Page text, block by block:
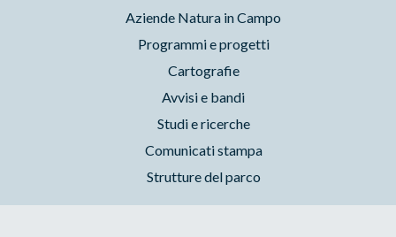
Aziende Natura in Campo
Programmi e progetti
Cartografie
Avvisi e bandi
Studi e ricerche
Comunicati stampa
Strutture del parco